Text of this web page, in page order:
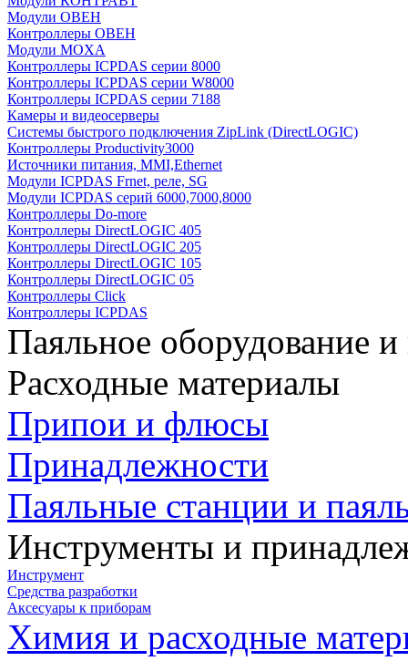
Модули ОВЕН
Контроллеры ОВЕН
Модули MOXA
Контроллеры ICPDAS серии 8000
Контроллеры ICPDAS серии W8000
Контроллеры ICPDAS серии 7188
Камеры и видеосерверы
Системы быстрого подключения ZipLink (DirectLOGIC)
Контроллеры Productivity3000
Источники питания, MMI,Ethernet
Модули ICPDAS Frnet, реле, SG
Модули ICPDAS серий 6000,7000,8000
Контроллеры Do-more
Контроллеры DirectLOGIC 405
Контроллеры DirectLOGIC 205
Контроллеры DirectLOGIC 105
Контроллеры DirectLOGIC 05
Контроллеры Click
Контроллеры ICPDAS
Паяльное оборудование
Расходные материалы
Припои и флюсы
Принадлежности
Паяльные станции и
Инструменты и
Инструмент
Средства разработки
Аксесуары к приборам
Химия и расходные